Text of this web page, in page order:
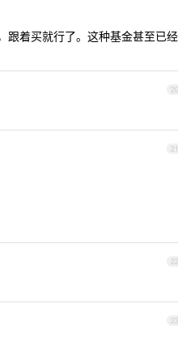
跟着买就行了。这种基金甚至已经
20
21
22
23